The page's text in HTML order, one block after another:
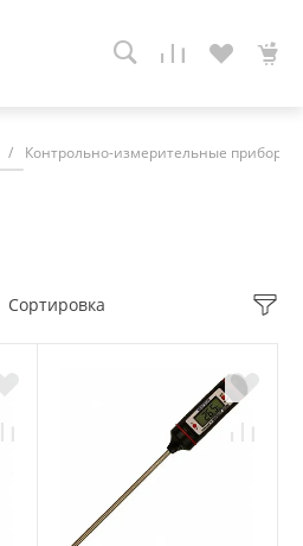
/ Контрольно-измерительные приборы
Сортировка